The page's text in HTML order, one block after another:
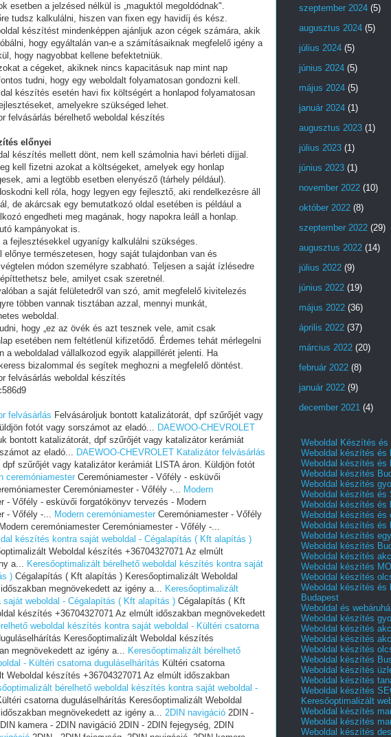
esetben a jelzésed nélkül is „maguktól megoldódnak".
tudsz kalkulálni, hiszen van fixen egy havidíj és kész.
készítést mindenképpen ajánljuk azon cégek számára, akik
hogy egyáltalán van-e a számításaiknak megfelelő igény a
hogy nagyobbat kellene befektetniük.
a cégeket, akiknek nincs kapacitásuk nap mint nap
tudni, hogy egy weboldalt folyamatosan gondozni kell.
készítés esetén havi fix költségért a honlapod folyamatosan
amelyekre szükséged lehet.
felvásárlás bérelhető weboldal készítés
előnyei
készítés mellett dönt, nem kell számolnia havi bérleti díjjal.
kell fizetni azokat a költségeket, amelyek egy honlap
ami a legtöbb esetben elenyésző (tárhely például).
kell róla, hogy legyen egy fejlesztő, aki rendelkezésre áll
de akárcsak egy bemutatkozó oldal esetében is például a
engedheti meg magának, hogy napokra leáll a honlap.
kampányokat is.
fejlesztésekkel ugyanígy kalkulálni szükséges.
természetesen, hogy saját tulajdonban van és
módon személyre szabható. Teljesen a saját ízlésedre
bele, amilyet csak szeretnél.
a saját felületedről van szó, amit megfelelő kivitelezés
többen vannak tisztában azzal, mennyi munkát,
weboldal.
hogy „ez az övék és azt tesznek vele, amit csak
esetében nem feltétlenül kifizetődő. Érdemes tehát mérlegelni
a weboldalad vállalkozod egyik alappillérét jelenti. Ha
bizalommal és segítek meghozni a megfelelő döntést.
felvásárlás weboldal készítés
felvásárlás Felvásároljuk bontott katalizátorát, dpf szűrőjét vagy
fotót vagy sorszámot az eladó... DAEWOO-CHEVROLET
bontott katalizátorát, dpf szűrőjét vagy katalizátor kerámiát
az eladó... DAEWOO-CHEVROLET Katalizátor felvásárlás
szűrőjét vagy katalizátor kerámiát LISTA áron. Küldjön fotót
ceremóniamester Ceremóniamester - Vőfély - esküvői
Ceremóniamester - Vőfély -... Modern
- Vőfély - esküvői forgatókönyv tervezés - Modern
- Vőfély -... Modern ceremóniamester Ceremóniamester - Vőfély
ceremóniamester Ceremóniamester - Vőfély -...
készítés kontra saját weboldal - Cégalapítás ( Kft alapítás )
Weboldal készítés +36704327071 Az elmúlt
a... Keresőoptimalizált bérelhető weboldal készítés kontra saját
) Cégalapítás ( Kft alapítás ) Keresőoptimalizált Weboldal
megnövekedett az igény a... Keresőoptimalizált
weboldal - Cégalapítás ( Kft alapítás ) Cégalapítás ( Kft
készítés +36704327071 Az elmúlt időszakban megnövekedett
weboldal készítés kontra saját weboldal - Kültéri csatorna
Keresőoptimalizált Weboldal készítés
megnövekedett az igény a... Keresőoptimalizált bérelhető
- Kültéri csatorna duguláselhárítás Kültéri csatorna
Weboldal készítés +36704327071 Az elmúlt időszakban
bérelhető weboldal készítés kontra saját weboldal -
csatorna duguláselhárítás Keresőoptimalizált Weboldal
megnövekedett az igény a... 2DIN navigáció 2DIN -
kamera - 2DIN navigáció 2DIN - 2DIN fejegység, 2DIN
szeptember 2024 (5)
augusztus 2024 (5)
július 2024 (5)
június 2024 (5)
május 2024 (5)
január 2024 (1)
augusztus 2023 (1)
július 2023 (1)
június 2023 (1)
november 2022 (10)
október 2022 (8)
szeptember 2022 (29)
augusztus 2022 (14)
július 2022 (9)
június 2022 (19)
május 2022 (36)
április 2022 (37)
március 2022 (20)
február 2022 (8)
január 2022 (9)
december 2021 (4)
Weboldal Készítés és
Weboldal készítés és
Weboldal készítés és
Weboldal készítés
Weboldal készítés
Weboldal készítés és
Weboldal készítés és
Weboldal készítés és
Weboldal készítés és
Weboldal készítés
Weboldal készítés
Weboldal készítés
Weboldal készítés
Weboldal készítés
Weboldal készítés és
Budapest
Weboldal és
Weboldal készítés
Weboldal készítés
Weboldal készítés
Weboldal készítés
Weboldal készítés
Weboldal készítés
Weboldal készítés
Weboldal készítés
Keresőoptimalizált
Weboldal készítés
Weboldal készítés
Weboldal készítés